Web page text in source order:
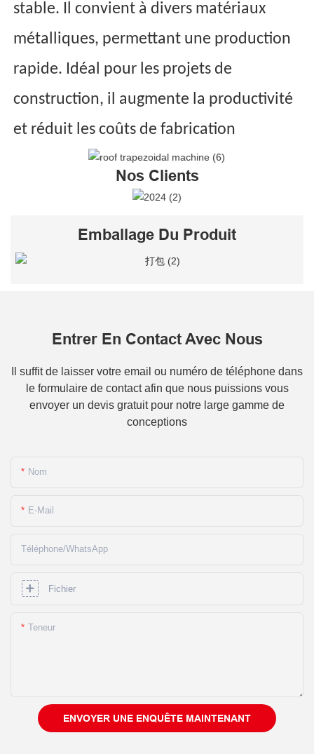
stable. Il convient à divers matériaux
métalliques, permettant une production
rapide. Idéal pour les projets de
construction, il augmente la productivité
et réduit les coûts de fabrication
Nos Clients
Emballage Du Produit
Entrer En Contact Avec Nous
Il suffit de laisser votre email ou numéro de téléphone dans
le formulaire de contact afin que nous puissions vous
envoyer un devis gratuit pour notre large gamme de
conceptions
Nom
E-Mail
Téléphone/WhatsApp
Fichier
Teneur
ENVOYER UNE ENQUÊTE MAINTENANT